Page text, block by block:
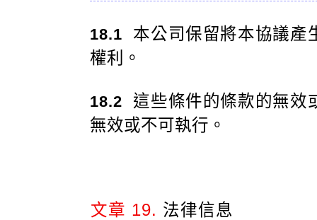
18.1 本公司保留將本協議產
權利。
18.2 這些條件的條款的無效
無效或不可執行。
文章 19. 法律信息